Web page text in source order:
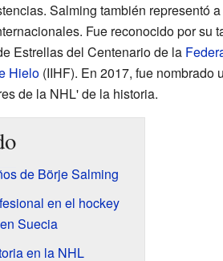
Salming también representó
Fue reconocido por su
Estrellas del Centenario de la
Hielo(IIHF). En 2017, fue nombrado
de la NHL' de la historia.
de Börje Salming
en el hockey
Suecia
en la NHL